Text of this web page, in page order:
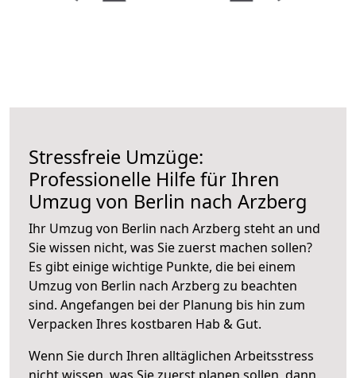
Stressfreie Umzüge:
Professionelle Hilfe für Ihren
Umzug von Berlin nach Arzberg
Ihr Umzug von Berlin nach Arzberg steht an und
Sie wissen nicht, was Sie zuerst machen sollen?
Es gibt einige wichtige Punkte, die bei einem
Umzug von Berlin nach Arzberg zu beachten
sind. Angefangen bei der Planung bis hin zum
Verpacken Ihres kostbaren Hab & Gut.
Wenn Sie durch Ihren alltäglichen Arbeitsstress